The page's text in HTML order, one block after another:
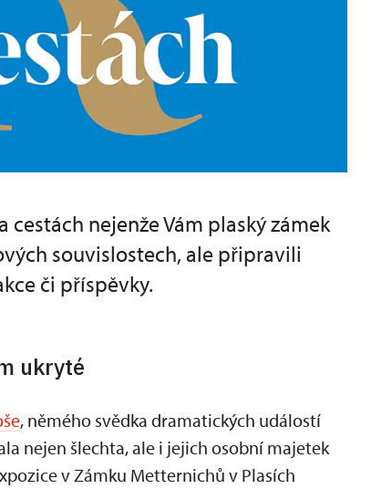
nejenže Vám plaský zámek
souvislostech, ale připravili
či příspěvky.
ukryté
, němého svědka dramatických událostí
nejen šlechta, ale i jejich osobní majetek
v Zámku Metternichů v Plasích